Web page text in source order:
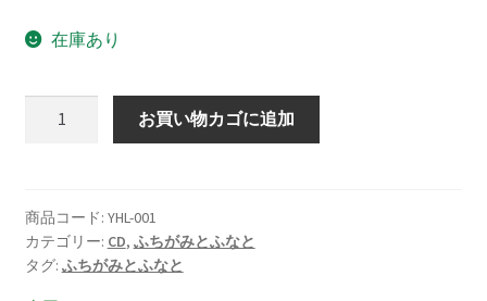
在庫あり
と
ふ
な
お買い物カゴに追加
商品コード: YHL-001
カテゴリー: CD, ふちがみとふなと
タグ: ふちがみとふなと